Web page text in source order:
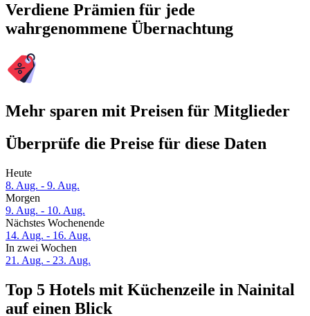
Verdiene Prämien für jede
wahrgenommene Übernachtung
Mehr sparen mit Preisen für Mitglieder
Überprüfe die Preise für diese Daten
Heute
8. Aug. - 9. Aug.
Morgen
9. Aug. - 10. Aug.
Nächstes Wochenende
14. Aug. - 16. Aug.
In zwei Wochen
21. Aug. - 23. Aug.
Top 5 Hotels mit Küchenzeile in Nainital
auf einen Blick